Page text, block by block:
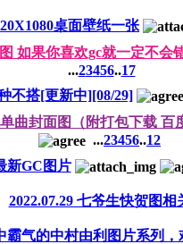
桌面壁纸一张
如果你喜欢gc就一定不会
...23456..17
不搭[更新中][08/29]
曲封面图（附打包下载 百
...23456..12
新GC图片
2022.07.29 七爷生快贺图相
霸气的中村由利图片系列，